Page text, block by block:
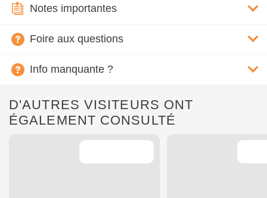
Notes importantes
Foire aux questions
Info manquante ?
D'AUTRES VISITEURS ONT
ÉGALEMENT CONSULTÉ